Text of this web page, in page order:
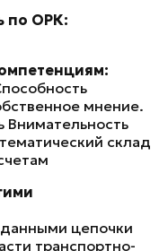
по ОРК:
мнение.
Внимательность
склад
цепочки
транспортно-